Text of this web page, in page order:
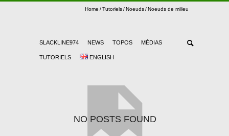
Home Tutoriels Noeuds Noeuds de milieu
SLACKLINE974 NEWS TOPOS MÉDIAS
TUTORIELS ENGLISH
NO POSTS FOUND